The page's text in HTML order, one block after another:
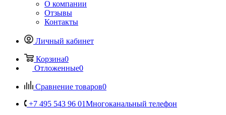
О компании
Отзывы
Контакты
Личный кабинет
Корзина0
Отложенные0
Сравнение товаров0
+7 495 543 96 01Многоканальный телефон